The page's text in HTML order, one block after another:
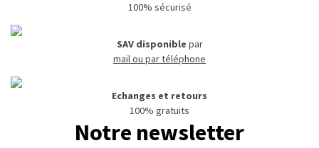
100% sécurisé
SAV disponible par
mail ou par téléphone
Echanges et retours
100% gratuits
Notre newsletter